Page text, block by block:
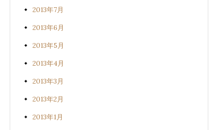
2013年7月
2013年6月
2013年5月
2013年4月
2013年3月
2013年2月
2013年1月